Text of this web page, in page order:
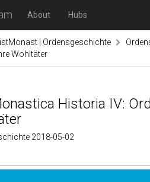
About Hubs
| Ordensgeschichte
Wohltäter
Historia IV:
2018-05-02